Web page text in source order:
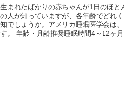
生まれたばかりの赤ちゃんが1日のほと
の人が知っていますが、各年齢でどれ
知でしょうか。アメリカ睡眠医学会は
す。 年齢・月齢推奨睡眠時間4～12ヶ月